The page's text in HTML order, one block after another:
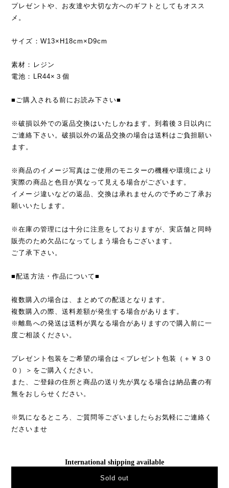
プレゼントや、お友達や大切な方へのギフトとしてもオスス
メ。
サイズ：W13×H18cm×D9cm
素材：レジン
電池：LR44×３個
■ご購入される前にお読み下さい■
※破損以外での返品交換はいたしかねます。到着後３日以内に
ご連絡下さい。破損以外の返品交換の場合は送料はご負担願い
ます。
※商品のイメージ写真はご使用のモニターの機種や環境により
実際の商品と色目が異なって見える場合がございます。
イメージ違いなどの返品、交換は承れませんので予めご了承お
願いいたします。
※在庫の管理には十分に注意をしておりますが、実店舗と同時
販売のため欠品になってしまう場合もございます。
ご了承下さい。
■配送方法・作品について■
複数購入の場合は、まとめての配送となります。
複数購入の際、送料差額が発生する場合があります。
※離島への発送は送料が異なる場合がありますので購入前に一
度ご相談ください。
プレゼント包装をご希望の場合は＜プレゼント包装（＋￥３０
０）＞をご購入ください。
また、ご登録の住所と商品の送り先が異なる場合は納品書の有
無をおしらせください。
※気になるところ、ご質問等ございましたらお気軽にご連絡く
ださいませ
International shipping available
Sold out